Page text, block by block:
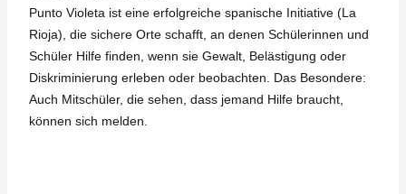
Punto Violeta ist eine erfolgreiche spanische Initiative (La
Rioja), die sichere Orte schafft, an denen Schülerinnen und
Schüler Hilfe finden, wenn sie Gewalt, Belästigung oder
Diskriminierung erleben oder beobachten. Das Besondere:
Auch Mitschüler, die sehen, dass jemand Hilfe braucht,
können sich melden.